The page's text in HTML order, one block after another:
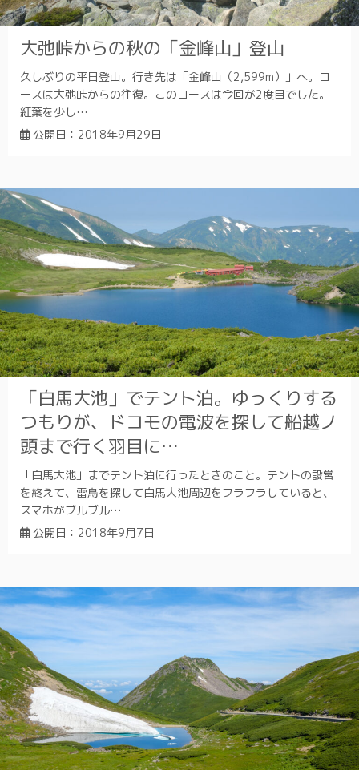
大弛峠からの秋の「金峰山」登山
久しぶりの平日登山。行き先は「金峰山（2,599m）」へ。コ
ースは大弛峠からの往復。このコースは今回が2度目でした。
紅葉を少し…
公開日： 2018年9月29日
「白馬大池」でテント泊。ゆっくりする
つもりが、ドコモの電波を探して船越ノ
頭まで行く羽目に…
「白馬大池」までテント泊に行ったときのこと。テントの設営
を終えて、雷鳥を探して白馬大池周辺をフラフラしていると、
スマホがブルブル…
公開日： 2018年9月7日